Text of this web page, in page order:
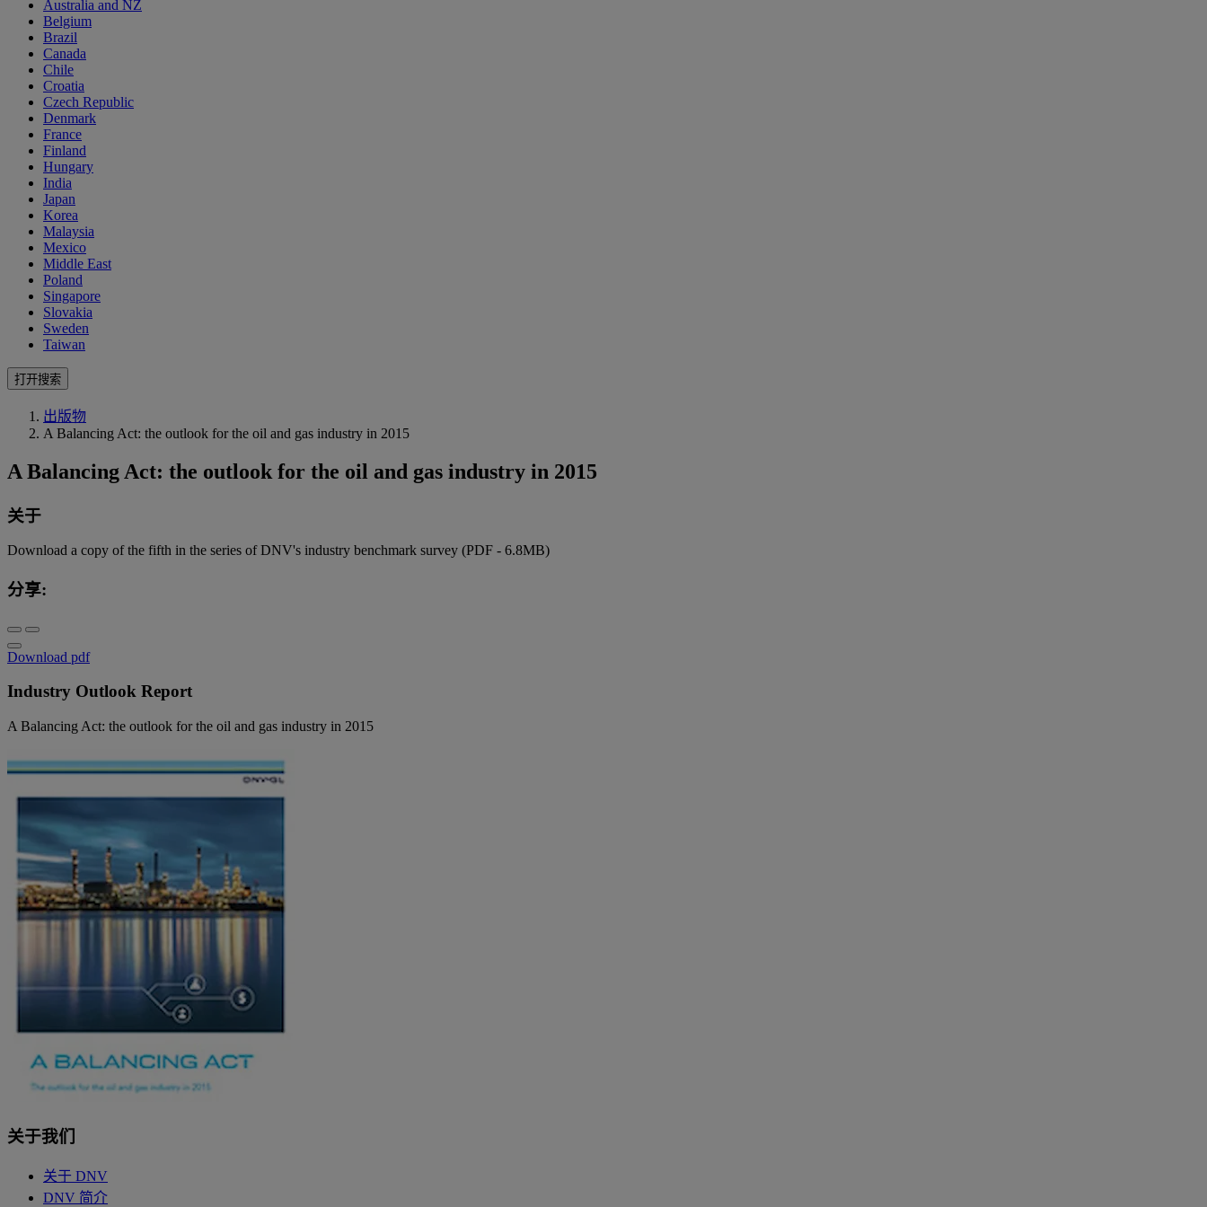
Australia and NZ
Belgium
Brazil
Canada
Chile
Croatia
Czech Republic
Denmark
France
Finland
Hungary
India
Japan
Korea
Malaysia
Mexico
Middle East
Poland
Singapore
Slovakia
Sweden
Taiwan
打开搜索
出版物
A Balancing Act: the outlook for the oil and gas industry in 2015
A Balancing Act: the outlook for the oil and gas industry in 2015
关于
Download a copy of the fifth in the series of DNV's industry benchmark survey (PDF - 6.8MB)
分享:
Download pdf
Industry Outlook Report
A Balancing Act: the outlook for the oil and gas industry in 2015
关于我们
关于 DNV
DNV 简介